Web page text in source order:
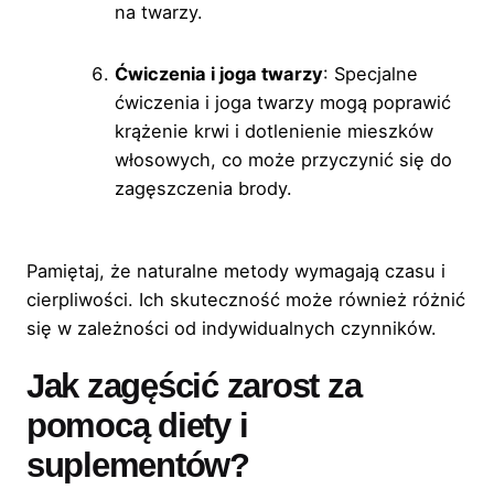
na twarzy.
Ćwiczenia i joga twarzy: Specjalne
ćwiczenia i joga twarzy mogą poprawić
krążenie krwi i dotlenienie mieszków
włosowych, co może przyczynić się do
zagęszczenia brody.
Pamiętaj, że naturalne metody wymagają czasu i
cierpliwości. Ich skuteczność może również różnić
się w zależności od indywidualnych czynników.
Jak zagęścić zarost za
pomocą diety i
suplementów?